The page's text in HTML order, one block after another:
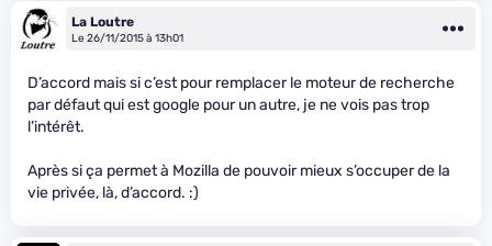
La Loutre
Le 26/11/2015 à 13h01
D’accord mais si c’est pour remplacer le moteur de recherche
par défaut qui est google pour un autre, je ne vois pas trop
l’intérêt.
Après si ça permet à Mozilla de pouvoir mieux s’occuper de la
vie privée, là, d’accord. :)